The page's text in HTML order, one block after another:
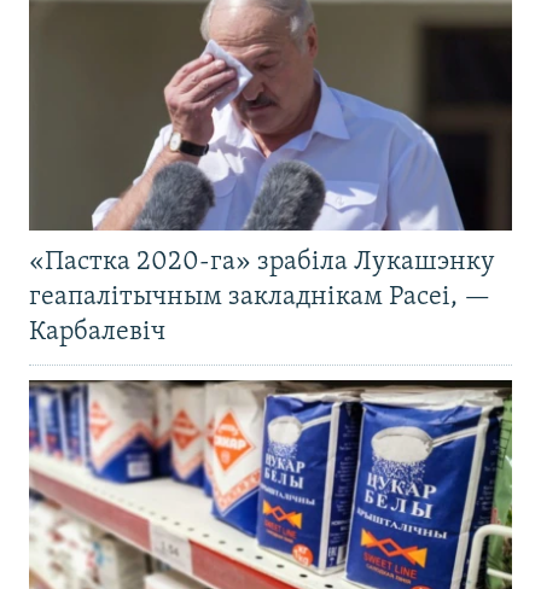
«Пастка 2020-га» зрабіла Лукашэнку
геапалітычным закладнікам Расеі, —
Карбалевіч